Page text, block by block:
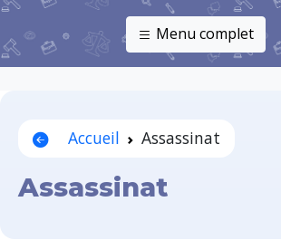
Menu complet
Accueil Assassinat
Assassinat